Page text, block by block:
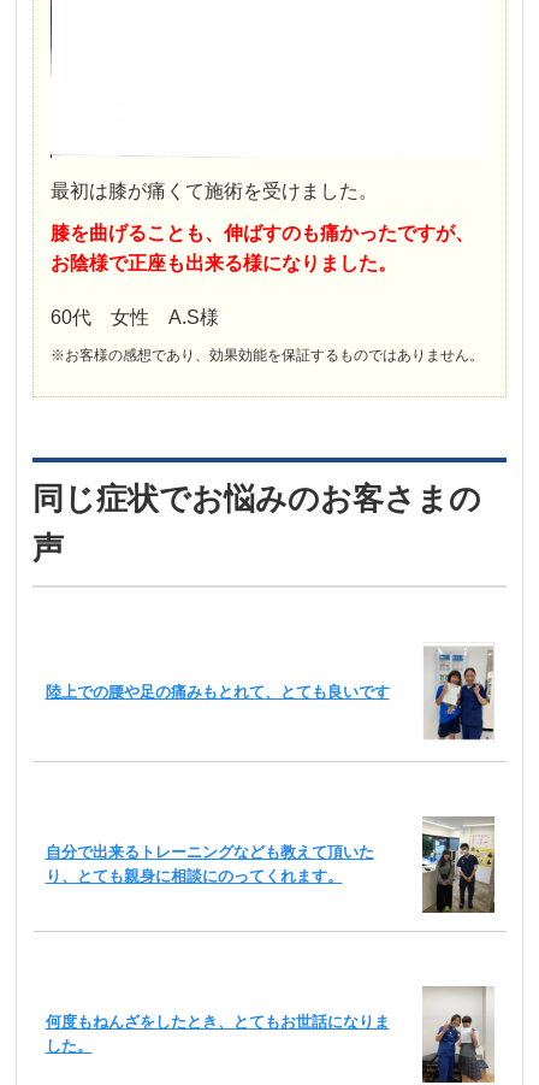
最初は膝が痛くて施術を受けました。
膝を曲げることも、伸ばすのも痛かったですが、
お陰様で正座も出来る様になりました。
60代 女性 A.S様
※お客様の感想であり、効果効能を保証するものではありません。
同じ症状でお悩みのお客さまの
声
陸上での腰や足の痛みもとれて、とても良いです
自分で出来るトレーニングなども教えて頂いた
り、とても親身に相談にのってくれます。
何度もねんざをしたとき、とてもお世話になりま
した。